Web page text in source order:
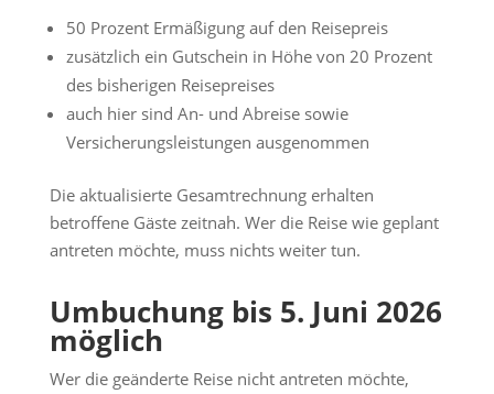
50 Prozent Ermäßigung auf den Reisepreis
zusätzlich ein Gutschein in Höhe von 20 Prozent
des bisherigen Reisepreises
auch hier sind An- und Abreise sowie
Versicherungsleistungen ausgenommen
Die aktualisierte Gesamtrechnung erhalten
betroffene Gäste zeitnah. Wer die Reise wie geplant
antreten möchte, muss nichts weiter tun.
Umbuchung bis 5. Juni 2026
möglich
Wer die geänderte Reise nicht antreten möchte,